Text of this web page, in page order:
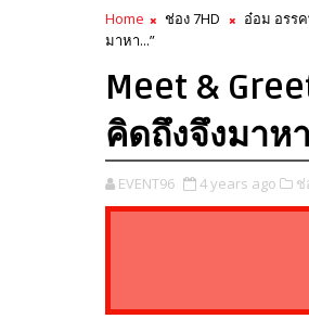
Home ช่อง 7HD อ๋อม อรร
มาหา...”
Meet &
คิดถึงจึงมาห
EVENT96 4 years ago ช่